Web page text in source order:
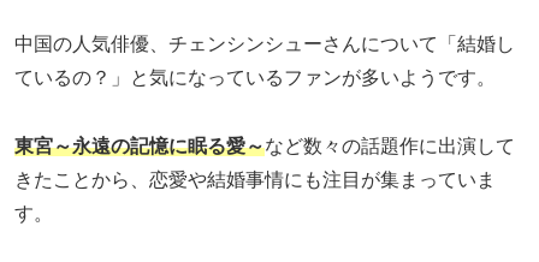
中国の人気俳優、チェンシンシューさんについて「結婚し
ているの？」と気になっているファンが多いようです。
東宮～永遠の記憶に眠る愛～など数々の話題作に出演して
きたことから、恋愛や結婚事情にも注目が集まっていま
す。